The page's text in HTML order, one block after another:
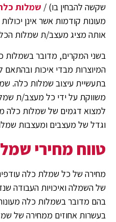
שקשה להבחין בו) / שמלות
מעונות קודמות אשר אינן
אותה מציג מעצב/ת שמלות
בשני המקרים, מדובר בשמלות
המיוצרות מבדי איכות ובהתאם
בתעשיית עיצוב שמלות כלה.
משווקת על ידי כל מעצב/ת
למצוא דגמים של שמלות כלה
וגדל של מעצבים ומעצבות
טווח מחירי
מחירה של כל שמלת כלה
של השמלה ואיכויות העבודה
בהם מדובר בשמלות כלה
בעשרות אחוזים ממחירה של